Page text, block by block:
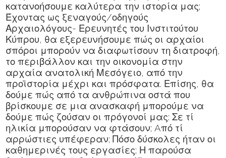
κατανοήσουμε καλύτερα την ιστορία μας;
Έχοντας ως ξεναγούς/οδηγούς
Αρχαιολόγους- Ερευνητές του Ινστιτούτου
Κύπρου, θα εξερευνήσουμε πώς οι αρχαίοι
σπόροι μπορούν να διαφωτίσουν τη διατροφή,
το περιβάλλον και την οικονομία στην
αρχαία ανατολική Μεσόγειο, από την
προϊστορία μέχρι και πρόσφατα. Επίσης, θα
δούμε πώς από τα ανθρώπινα οστά που
βρίσκουμε σε μια ανασκαφή μπορούμε να
δούμε πώς ζούσαν οι πρόγονοί μας: Σε τί
ηλικία μπορούσαν να φτάσουν; Aπό τί
αρρώστιες υπέφεραν; Πόσο δύσκολες ήταν οι
καθημερινές τους εργασίες; Η παρούσα